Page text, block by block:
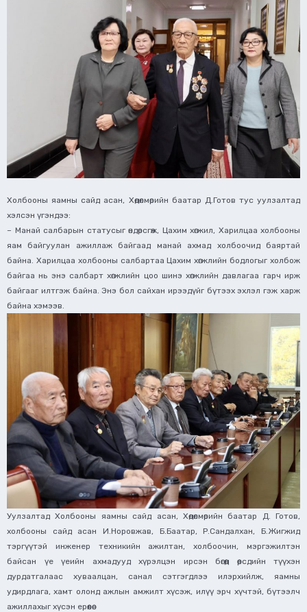
Холбооны яамны сайд асан, Хөдөлмөрийн баатар Д.Готов тус уулзалтад
хэлсэн үгэндээ:
– Манай салбарын статусыг өндөрсгөж, Цахим хөгжил, Харилцаа холбооны
яам байгуулан ажиллаж байгаад манай ахмад холбоочид баяртай
байна. Харилцаа холбооны салбартаа Цахим хөгжлийн бодлогыг холбож
байгаа нь энэ салбарт хөгжлийн цоо шинэ хөгжлийн давлагаа гарч ирж
байгааг илтгэж байна. Энэ бол сайхан ирээдүйг бүтээх эхлэл гэж харж
байна хэмээв.
Уулзалтад Холбооны яамны сайд асан, Хөдөлмөрийн баатар Д. Готов,
холбооны сайд асан И.Норовжав, Б.Баатар, Р.Сандалхан, Б.Жигжид
тэргүүтэй инженер техникийн ажилтан, холбоочин, мэргэжилтэн
байсан үе үеийн ахмадууд хүрэлцэн ирсэн бөгөөд өөрсдийн түүхэн
дурдатгалаас хуваалцан, санал сэтгэгдлээ илэрхийлж, яамны
удирдлага, хамт олонд ажлын амжилт хүсэж, илүү эрч хүчтэй, бүтээлч
ажиллахыг хүсэн ерөөлөө.